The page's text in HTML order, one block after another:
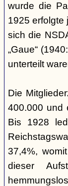
wurde die
1925 erfolgte
sich die
„Gaue“
unterteilt
Die
400.000 und
Bis 1928
37,4%,
dieser